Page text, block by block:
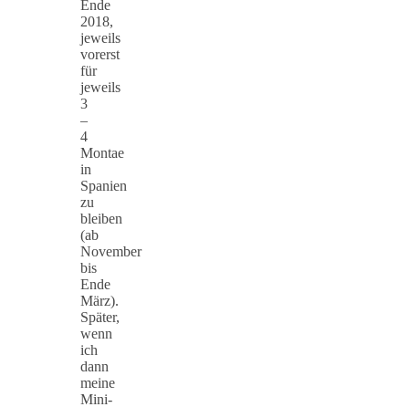
Ende
2018,
jeweils
vorerst
für
jeweils
3
–
4
Montae
in
Spanien
zu
bleiben
(ab
November
bis
Ende
März).
Später,
wenn
ich
dann
meine
Mini-